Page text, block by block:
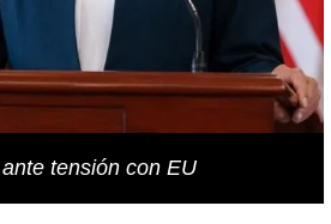
tensión con EU